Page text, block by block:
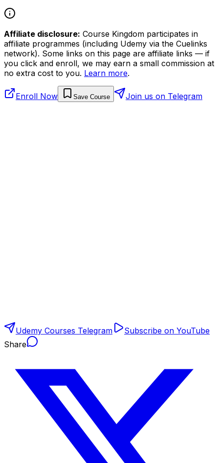
Affiliate disclosure: Course Kingdom participates in
affiliate programmes (including Udemy via the Cuelinks
network). Some links on this page are affiliate links — if
you click and enroll, we may earn a small commission at
no extra cost to you. Learn more.
Enroll Now Save Course Join us on Telegram
Udemy Courses Telegram
Subscribe on YouTube
Share